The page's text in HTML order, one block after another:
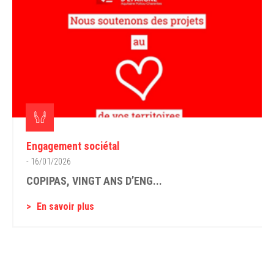
Engagement sociétal
- 16/01/2026
COPIPAS, VINGT ANS D’ENG...
En savoir plus